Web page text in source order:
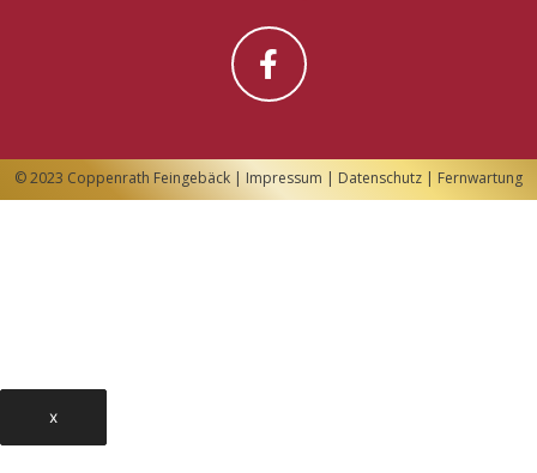
© 2023 Coppenrath Feingebäck | Impressum | Datenschutz | Fernwartung
x